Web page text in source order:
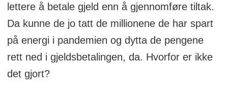
lettere å betale gjeld enn å gjennomføre tiltak.
Da kunne de jo tatt de millionene de har spart
på energi i pandemien og dytta de pengene
rett ned i gjeldsbetalingen, da. Hvorfor er ikke
det gjort?